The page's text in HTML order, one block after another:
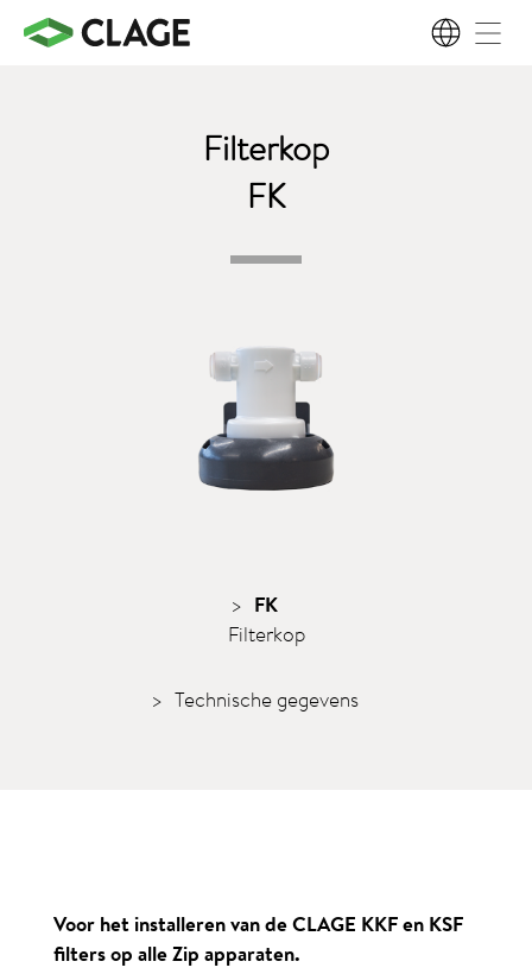
NL
Filterkop
FK
FK
Filterkop
Technische gegevens
Voor het installeren van de CLAGE KKF en KSF
filters op alle Zip apparaten.